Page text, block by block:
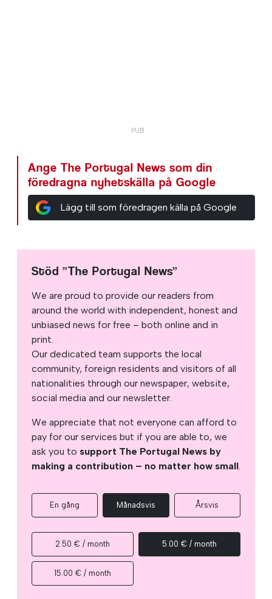
Ange The Portugal News som din
föredragna nyhetskälla på Google
Lägg till som föredragen källa på Google
Stöd ”The Portugal News”
We are proud to provide our readers from
around the world with independent, honest and
unbiased news for free – both online and in
print.
Our dedicated team supports the local
community, foreign residents and visitors of all
nationalities through our newspaper, website,
social media and our newsletter.
We appreciate that not everyone can afford to
pay for our services but if you are able to, we
ask you to support The Portugal News by
making a contribution – no matter how small.
En gång Månadsvis Årsvis
2.50 € / month 5.00 € / month
15.00 € / month